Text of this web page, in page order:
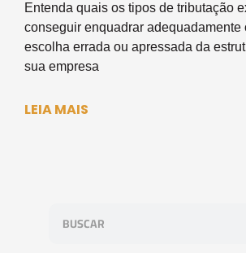
Entenda quais os tipos de tributação
conseguir enquadrar adequadamente
escolha errada ou apressada da
sua empresa
LEIA MAIS